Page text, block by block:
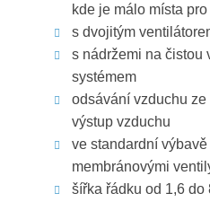
kde je málo místa
s dvojitým
s nádržemi na čistou
systémem
odsávání vzduchu
výstup vzduchu
ve standardní
membránovými
šířka řádku od 1,6 do